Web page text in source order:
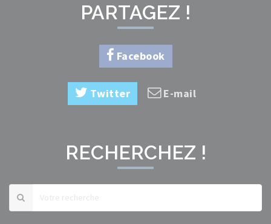
PARTAGEZ !
Facebook
Twitter E-mail
RECHERCHEZ !